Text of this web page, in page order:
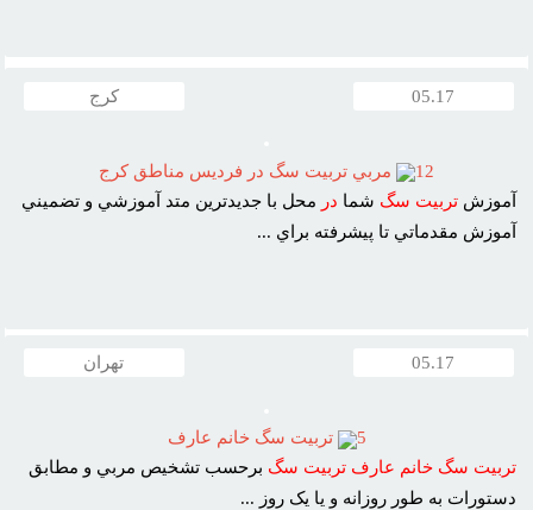
05.17 کرج
12
مربي تربيت سگ در فرديس مناطق کرج
آموزشتربيت سگ شما در محل با جديدترين متد آموزشي و تضميني
آموزش مقدماتي تا پيشرفته براي ...
05.17 تهران
5
تربيت سگ خانم عارف
تربيت سگ خانم عارف تربيت سگ برحسب تشخيص مربي و مطابق
دستورات به طور روزانه و يا يک روز ...